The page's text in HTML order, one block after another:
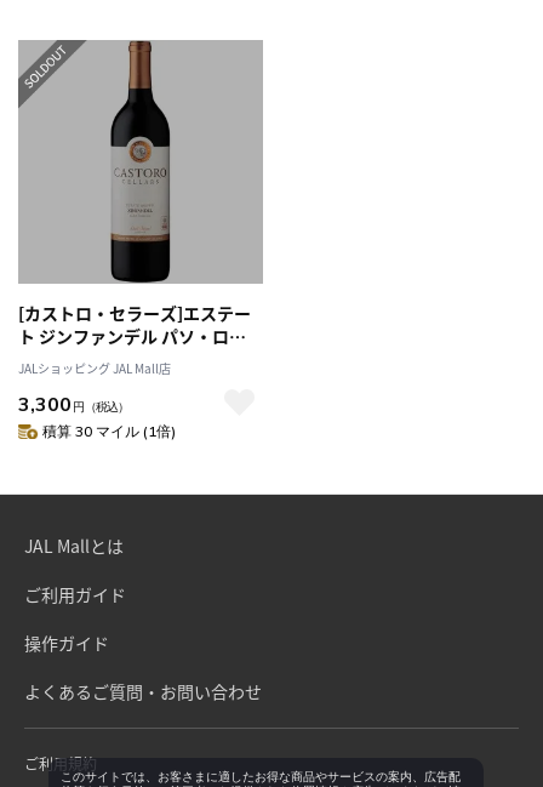
[カストロ・セラーズ]エステー
ト ジンファンデル パソ・ロブ
レス 2021
JALショッピング JAL Mall店
3,300 円 （税込）
積算 30 マイル (1倍)
JAL Mallとは
ご利用ガイド
操作ガイド
よくあるご質問・お問い合わせ
ご利用規約
このサイトでは、お客さまに適したお得な商品やサービスの案内、広告配